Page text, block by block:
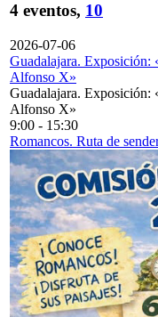
4 eventos, 10
2026-07-06
Guadalajara. Exposición:
Alfonso X»
Guadalajara. Exposición:
Alfonso X»
9:00 - 15:30
Romancos. Ruta de